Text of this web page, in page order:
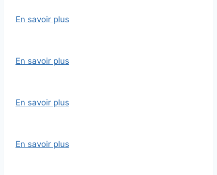
En savoir plus
En savoir plus
En savoir plus
En savoir plus